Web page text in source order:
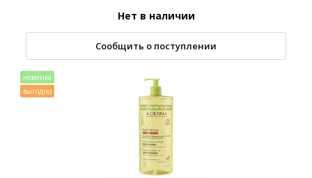
Нет в наличии
Сообщить о поступлении
новинка
выгодно